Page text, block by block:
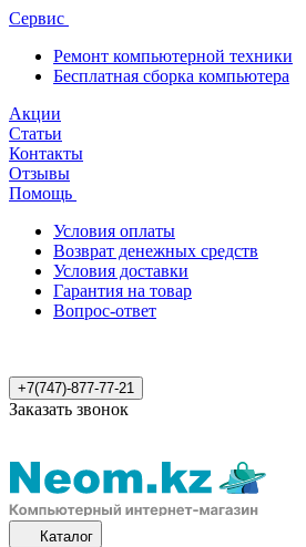
Сервис
Ремонт компьютерной техники
Бесплатная сборка компьютера
Акции
Статьи
Контакты
Отзывы
Помощь
Условия оплаты
Возврат денежных средств
Условия доставки
Гарантия на товар
Вопрос-ответ
+7(747)-877-77-21
Заказать звонок
Каталог